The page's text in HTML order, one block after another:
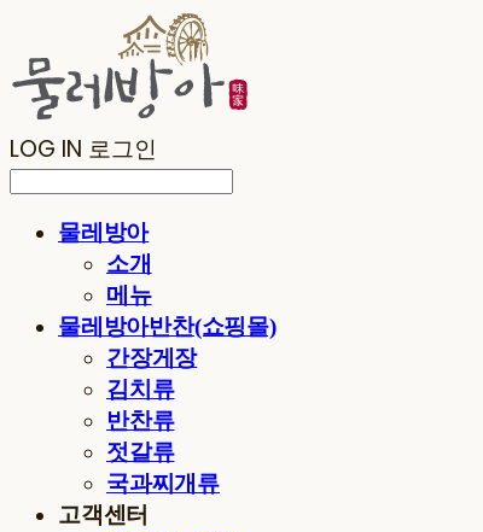
LOG IN 로그인
물레방아
소개
메뉴
물레방아반찬(쇼핑몰)
간장게장
김치류
반찬류
젓갈류
국과찌개류
고객센터